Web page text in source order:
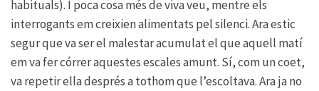
habituals). I poca cosa més de viva veu, mentre els
interrogants em creixien alimentats pel silenci. Ara estic
segur que va ser el malestar acumulat el que aquell matí
em va fer córrer aquestes escales amunt. Sí, com un coet,
va repetir ella després a tothom que l’escoltava. Ara ja no